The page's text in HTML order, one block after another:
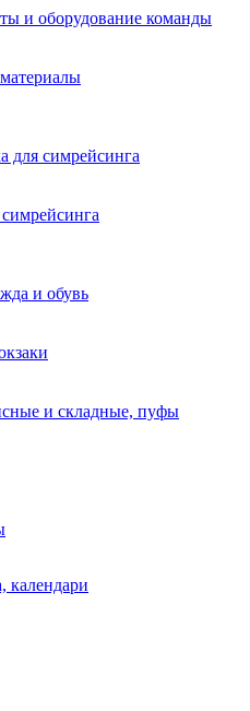
и оборудование команды
для симрейсинга
и обувь
и складные, пуфы
календари